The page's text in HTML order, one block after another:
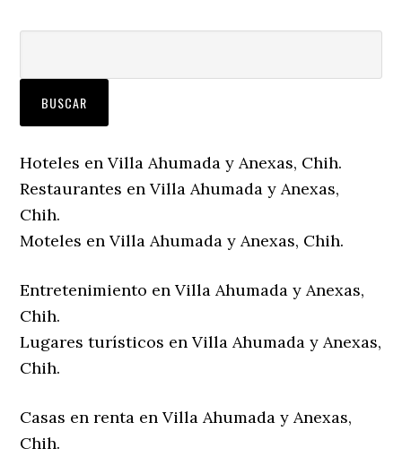
Hoteles en Villa Ahumada y Anexas, Chih.
Restaurantes en Villa Ahumada y Anexas,
Chih.
Moteles en Villa Ahumada y Anexas, Chih.
Entretenimiento en Villa Ahumada y Anexas,
Chih.
Lugares turísticos en Villa Ahumada y Anexas,
Chih.
Casas en renta en Villa Ahumada y Anexas,
Chih.